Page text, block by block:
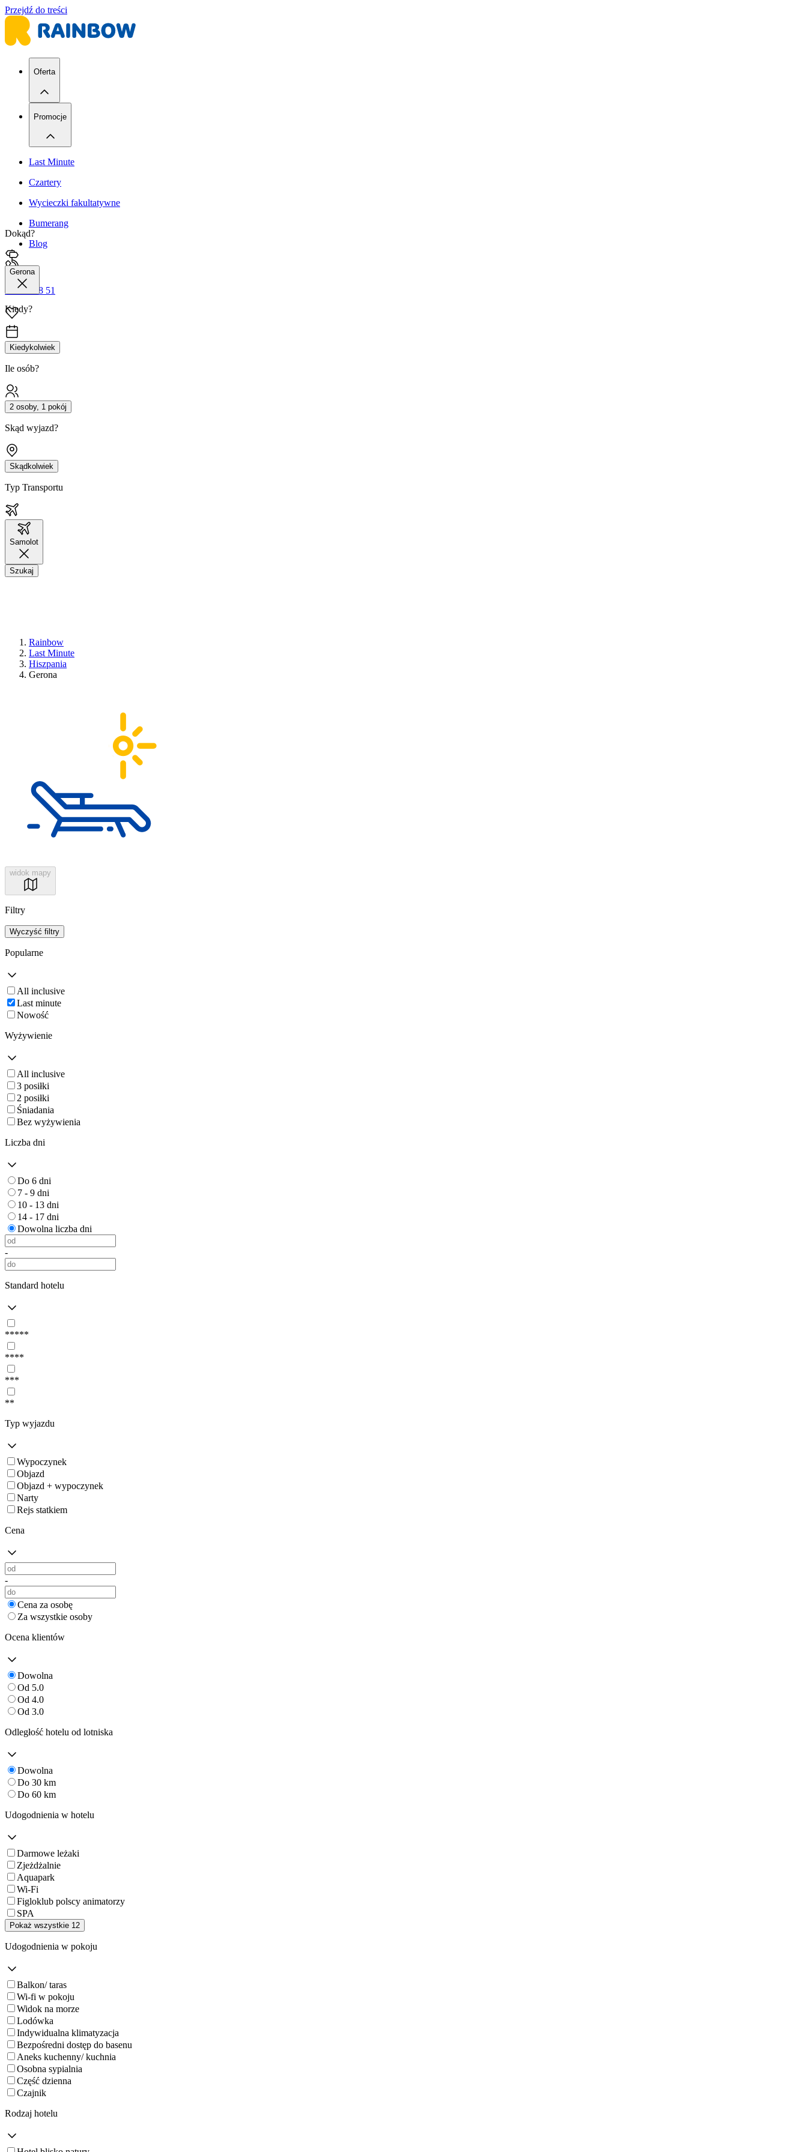
Przejdź do treści
Oferta
Promocje
Last Minute
Czartery
Wycieczki fakultatywne
Bumerang
Blog
42 680 38 51
Dokąd?
Gerona
Kiedy?
Kiedykolwiek
Ile osób?
2 osoby, 1 pokój
Skąd wyjazd?
Skądkolwiek
Typ Transportu
Samolot
Szukaj
Rainbow
Last Minute
Hiszpania
Gerona
widok mapy
Filtry
Wyczyść filtry
Popularne
All inclusive
Last minute
Nowość
Wyżywienie
All inclusive
3 posiłki
2 posiłki
Śniadania
Bez wyżywienia
Liczba dni
Do 6 dni
7 - 9 dni
10 - 13 dni
14 - 17 dni
Dowolna liczba dni
-
Standard hotelu
*****
****
***
**
Typ wyjazdu
Wypoczynek
Objazd
Objazd + wypoczynek
Narty
Rejs statkiem
Cena
-
Cena za osobę
Za wszystkie osoby
Ocena klientów
Dowolna
Od 5.0
Od 4.0
Od 3.0
Odległość hotelu od lotniska
Dowolna
Do 30 km
Do 60 km
Udogodnienia w hotelu
Darmowe leżaki
Zjeżdżalnie
Aquapark
Wi-Fi
Figloklub polscy animatorzy
SPA
Pokaż wszystkie 12
Udogodnienia w pokoju
Balkon/ taras
Wi-fi w pokoju
Widok na morze
Lodówka
Indywidualna klimatyzacja
Bezpośredni dostęp do basenu
Aneks kuchenny/ kuchnia
Osobna sypialnia
Część dzienna
Czajnik
Rodzaj hotelu